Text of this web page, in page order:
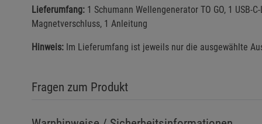
Lieferumfang: 1 Schumann Wellengenerator TO GO, 1 USB-
Magnetverschluss, 1 Anleitung
Hinweis: Im Lieferumfang ist jeweils nur die ausgewählte
Fragen zum Produkt